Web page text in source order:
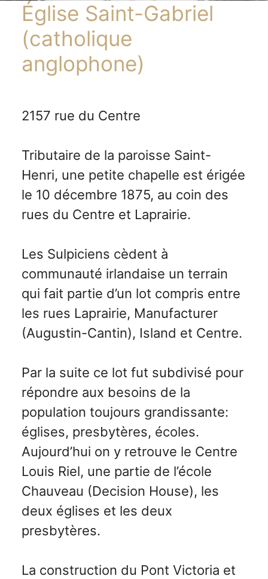
Église Saint-Gabriel
(catholique
anglophone)
2157 rue du Centre
Tributaire de la paroisse Saint-
Henri, une petite chapelle est érigée
le 10 décembre 1875, au coin des
rues du Centre et Laprairie.
Les Sulpiciens cèdent à
communauté irlandaise un terrain
qui fait partie d’un lot compris entre
les rues Laprairie, Manufacturer
(Augustin-Cantin), Island et Centre.
Par la suite ce lot fut subdivisé pour
répondre aux besoins de la
population toujours grandissante:
églises, presbytères, écoles.
Aujourd’hui on y retrouve le Centre
Louis Riel, une partie de l’école
Chauveau (Decision House), les
deux églises et les deux
presbytères.
La construction du Pont Victoria et